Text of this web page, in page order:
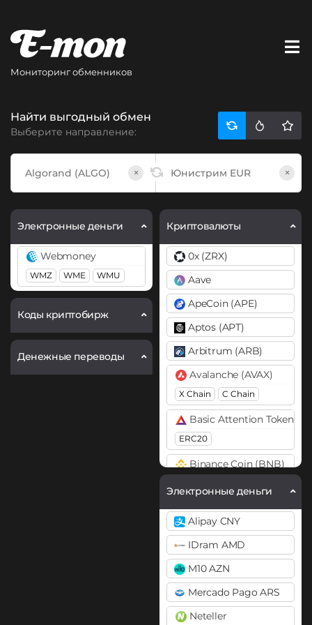
Мониторинг обменников
Найти выгодный обмен
Выберите направление:
× ×
Электронные деньги
Webmoney
WMZ WME WMU
Коды криптобирж
Денежные переводы
Криптовалюты
0x (ZRX)
Aave
ApeCoin (APE)
Aptos (APT)
Arbitrum (ARB)
Avalanche (AVAX)
X Chain C Chain
Basic Attention Token
ERC20
Binance Coin (BNB)
Bitcoin (BTC)
BTC BEP20
Bitcoin Cash (BCH)
Bitcoin SV (BSV)
BitTorrent (BTT)
Электронные деньги
Alipay CNY
IDram AMD
M10 AZN
Mercado Pago ARS
Neteller